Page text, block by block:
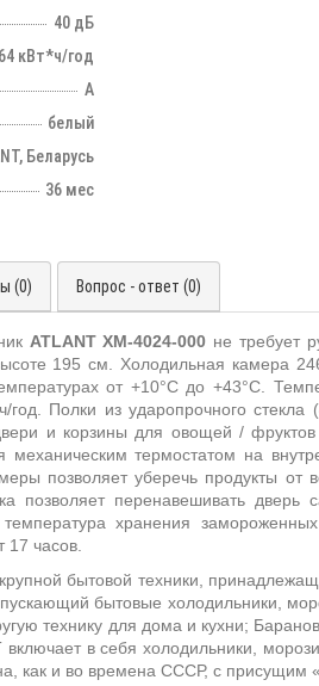
40 дБ
кВт*ч/год
А
белый
Беларусь
36 мес
(0) Вопрос - ответ (0)
ATLANT XM-4024-000 не требует
195 см. Холодильная камера
от +10°С до +43°С.
год. Полки из ударопрочного
и корзины для овощей / фруктов
механическим термостатом на
позволяет уберечь продукты
позволяет перенавешивать
температура хранения
17 часов.
бытовой техники,
бытовые холодильники,
технику для дома и кухни;
включает в себя холодильники,
как и во времена СССР, с присущим